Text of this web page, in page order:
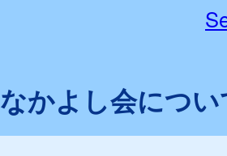
なかよし会につ